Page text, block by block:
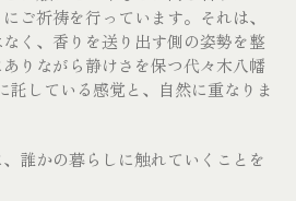
ご祈祷を行っています。 それは、
く、香りを送り出す側の姿勢を整
りながら静けさを保つ代々木八幡
託している感覚と、自然に重なりま
誰かの暮らしに触れていくことを